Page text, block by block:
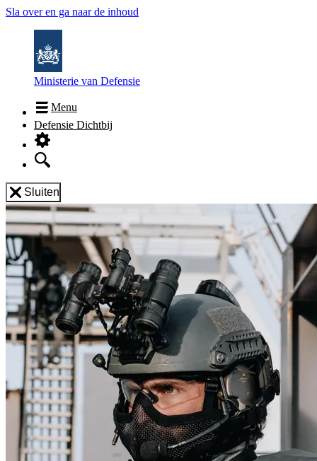
Sla over en ga naar de inhoud
Ministerie van Defensie
Menu
Defensie Dichtbij
Sluiten